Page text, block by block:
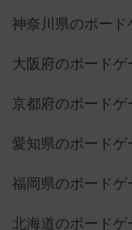
神奈川県のボード
大阪府のボードゲ
京都府のボードゲ
愛知県のボードゲ
福岡県のボードゲ
北海道のボードゲ